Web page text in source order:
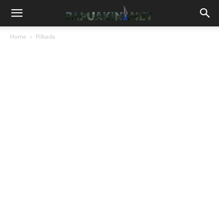
Home Pilkada